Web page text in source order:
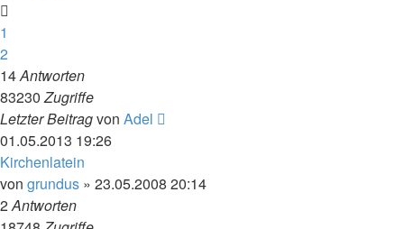
1
2
14Antworten
83230Zugriffe
Letzter Beitragvon Adel
01.05.2013 19:26
Kirchenlatein
von grundus » 23.05.2008 20:14
2Antworten